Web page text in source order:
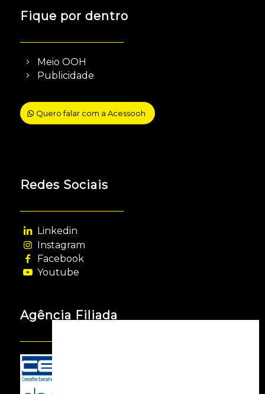
Fique por dentro
Meio OOH
Publicidade
Quero falar com a Acessooh
Redes Sociais
Linkedin
Instagram
Facebook
Youtube
Agência Filiada